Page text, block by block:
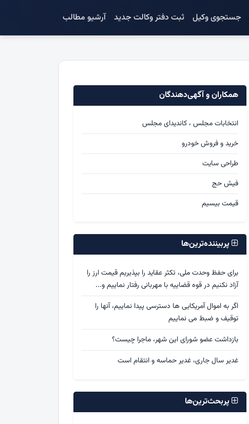
جستجوی وکیل ثبت دفتر وکالت جدید آرشیو مطالب
همکاران و آگهی‌دهندگان
انتخابات مجلس ، کاندیدای مجلس
خرید و فروش خودرو
طراحی سایت
فیش حج
قیمت بیسیم
پربیننده‌ترین‌ها
برای حفظ وحدت ملی، تکثر عقاید را بپذیریم قیمت ارز را
آزاد نکنیم در قوه قضاییه با مهربانی رفتار نماییم و...
اگر به اموال آمریکایی ها دسترسی پیدا نماییم، آنها را
توقیف و ضبط می نماییم
بازداشت عضو شورای این شهر، ماجرا چیست؟
غدیر سال جاری، غدیر حماسه و انتقام است
پربحث‌ترین‌ها